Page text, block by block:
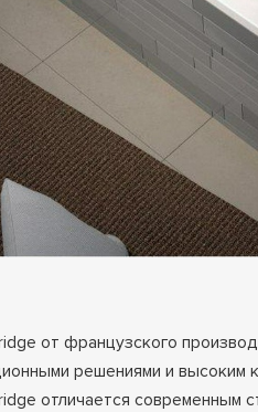
от французского
решениями и высоким
отличается современным